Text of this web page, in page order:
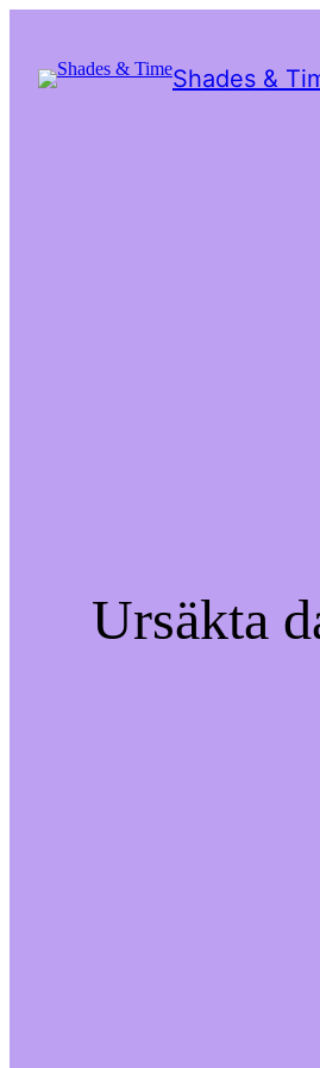
Shades &
Ursäkta